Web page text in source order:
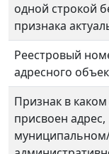
одной строкой
признака
Реестровый
адресного
Признак в
присвоен адрес,